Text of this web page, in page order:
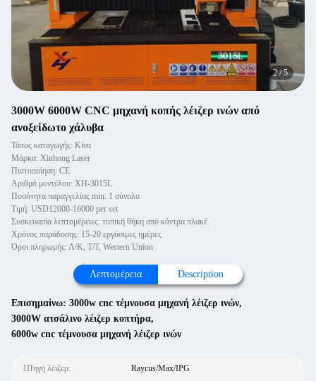
2/5
3000W 6000W CNC μηχανή κοπής λέιζερ ινών από
ανοξείδωτο χάλυβα
Τόπος καταγωγής: Κίνα
Μάρκα: Xinhong Laser
Πιστοποίηση: CE
Αριθμό μοντέλου: XH-3015L
Ποσότητα παραγγελίας min: 1 σύνολο
Τιμή: USD12000-16000 per set
Συσκευασία λεπτομέρειες: τυπική θήκη από κόντρα πλακέ
Χρόνος παράδοσης: 15-20 εργάσιμες ημέρες
Όροι πληρωμής: Λ/Κ, Τ/Τ, Western Union
Λεπτομέρεια Description
Επισημαίνω: 3000w cnc τέμνουσα μηχανή λέιζερ ινών,
3000W ατσάλινο λέιζερ κοπτήρα,
6000w cnc τέμνουσα μηχανή λέιζερ ινών
1Πηγή λέιζερ: Raycus/Max/IPG